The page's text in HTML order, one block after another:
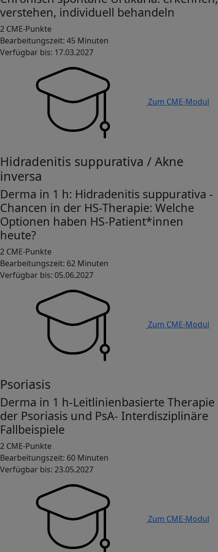
verstehen, individuell behandeln
2 CME-Punkte
Bearbeitungszeit: 45 Minuten
Verfügbar bis: 17.03.2027
Zum CME-Modul
Hidradenitis suppurativa / Akne
inversa
Derma in 1 h: Hidradenitis suppurativa -
Chancen in der HS-Therapie: Welche
Optionen haben HS-Patient*innen
heute?
2 CME-Punkte
Bearbeitungszeit: 62 Minuten
Verfügbar bis: 05.06.2027
Zum CME-Modul
Psoriasis
Derma in 1 h-Leitlinienbasierte Therapie
der Psoriasis und PsA- Interdisziplinäre
Fallbeispiele
2 CME-Punkte
Bearbeitungszeit: 60 Minuten
Verfügbar bis: 23.05.2027
Zum CME-Modul